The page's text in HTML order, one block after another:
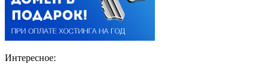
Интересное: